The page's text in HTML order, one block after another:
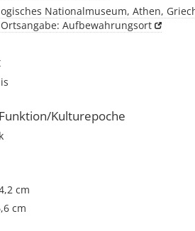
Nationalmuseum, Athen,
Aufbewahrungsort
Kulturepoche
cm
cm